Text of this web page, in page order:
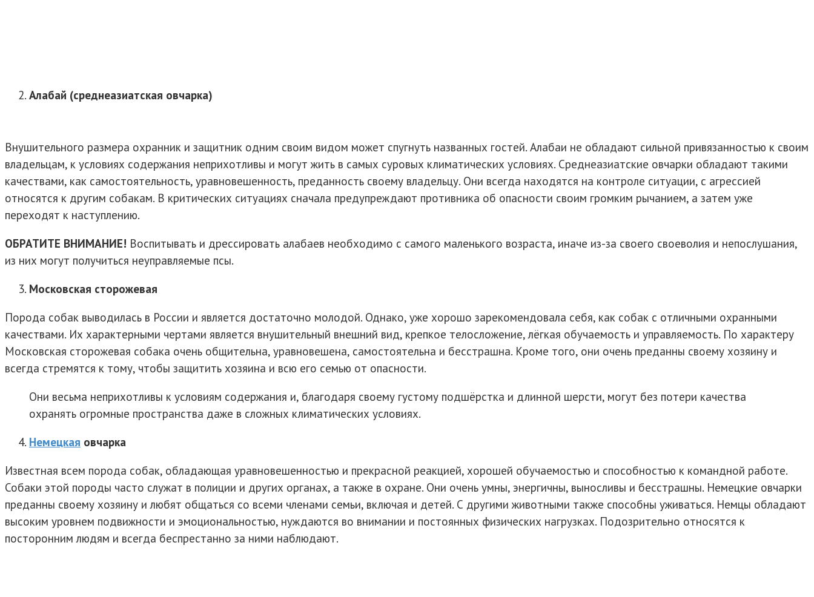
Алабай (среднеазиатская овчарка)
Внушительного размера охранник и защитник одним своим видом может спугнуть названных гостей. Алабаи не обладают сильной привязанностью к своим
владельцам, к условиях содержания неприхотливы и могут жить в самых суровых климатических условиях. Среднеазиатские овчарки обладают такими
качествами, как самостоятельность, уравновешенность, преданность своему владельцу. Они всегда находятся на контроле ситуации, с агрессией
относятся к другим собакам. В критических ситуациях сначала предупреждают противника об опасности своим громким рычанием, а затем уже
переходят к наступлению.
ОБРАТИТЕ ВНИМАНИЕ! Воспитывать и дрессировать алабаев необходимо с самого маленького возраста, иначе из-за своего своеволия и непослушания,
из них могут получиться неуправляемые псы.
Московская сторожевая
Порода собак выводилась в России и является достаточно молодой. Однако, уже хорошо зарекомендовала себя, как собак с отличными охранными
качествами. Их характерными чертами является внушительный внешний вид, крепкое телосложение, лёгкая обучаемость и управляемость. По характеру
Московская сторожевая собака очень общительна, уравновешена, самостоятельна и бесстрашна. Кроме того, они очень преданны своему хозяину и
всегда стремятся к тому, чтобы защитить хозяина и всю его семью от опасности.
Они весьма неприхотливы к условиям содержания и, благодаря своему густому подшёрстка и длинной шерсти, могут без потери качества
охранять огромные пространства даже в сложных климатических условиях.
Немецкая овчарка
Известная всем порода собак, обладающая уравновешенностью и прекрасной реакцией, хорошей обучаемостью и способностью к командной работе.
Собаки этой породы часто служат в полиции и других органах, а также в охране. Они очень умны, энергичны, выносливы и бесстрашны. Немецкие овчарки
преданны своему хозяину и любят общаться со всеми членами семьи, включая и детей. С другими животными также способны уживаться. Немцы обладают
высоким уровнем подвижности и эмоциональностью, нуждаются во внимании и постоянных физических нагрузках. Подозрительно относятся к
посторонним людям и всегда беспрестанно за ними наблюдают.